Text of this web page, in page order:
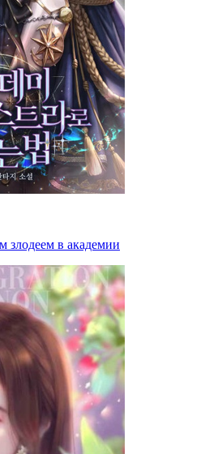
злодеем в академии